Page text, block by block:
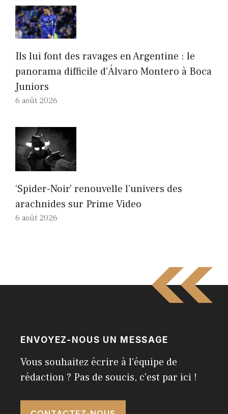
Ils lui font des ravages en Argentine : le
panorama difficile d’Álvaro Montero à Boca
Juniors
6 août 2026
‘Spider-Noir’ renouvelle l’univers des
arachnides sur Prime Video
6 août 2026
ENVOYEZ-NOUS UN MESSAGE
Vous souhaitez écrire à l'équipe de
rédaction ? Pas de soucis, c'est par ici !